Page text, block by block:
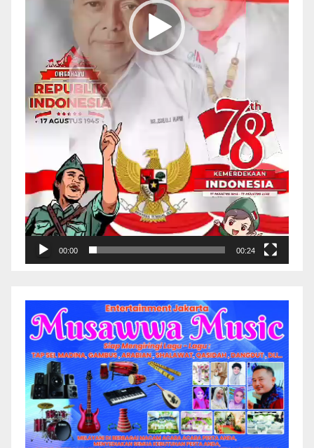
00:00 00:24